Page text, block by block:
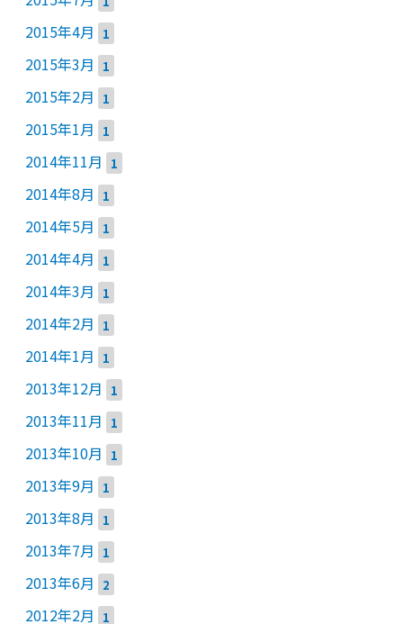
2015年4月 1
2015年3月 1
2015年2月 1
2015年1月 1
2014年11月 1
2014年8月 1
2014年5月 1
2014年4月 1
2014年3月 1
2014年2月 1
2014年1月 1
2013年12月 1
2013年11月 1
2013年10月 1
2013年9月 1
2013年8月 1
2013年7月 1
2013年6月 2
2012年2月 1